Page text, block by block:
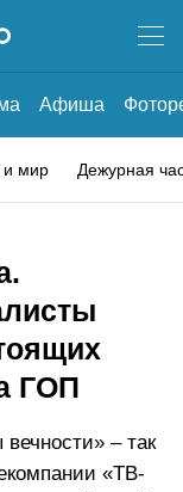
Афиша
и мир Дежурная
ГОП
– так
«ТВ-